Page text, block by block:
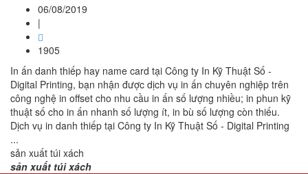
06/08/2019
|
1905
In ấn danh thiếp hay name card tại Công ty In Kỹ Thuật Số -
Digital Printing, bạn nhận được dịch vụ in ấn chuyên nghiệp trên
công nghệ in offset cho nhu cầu in ấn số lượng nhiều; in phun kỹ
thuật số cho in ấn nhanh số lượng ít, in bù số lượng còn thiếu.
Dịch vụ in danh thiếp tại Công ty In Kỹ Thuật Số - Digital Printing
...
sản xuất túi xách
sản xuất túi xách